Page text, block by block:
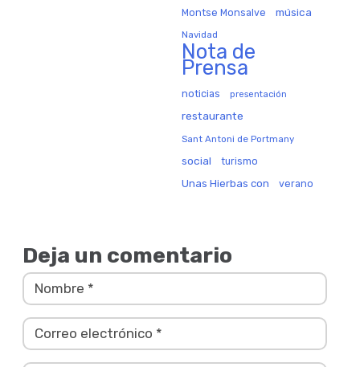
Montse Monsalve música
Navidad
Nota de
Prensa
noticias presentación
restaurante
Sant Antoni de Portmany
social turismo
Unas Hierbas con verano
Deja un comentario